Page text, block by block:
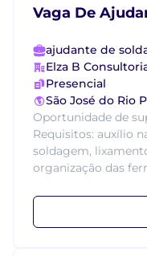
Vaga De
ajudante de
Elza B
Presencial
São José do Rio
Oportunidade de
Requisitos: auxílio
soldagem,
organização das